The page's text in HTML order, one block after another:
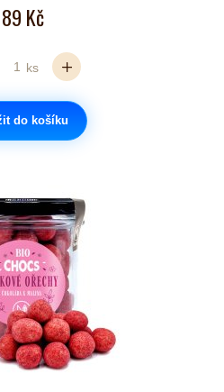
89 Kč
ks
do košíku